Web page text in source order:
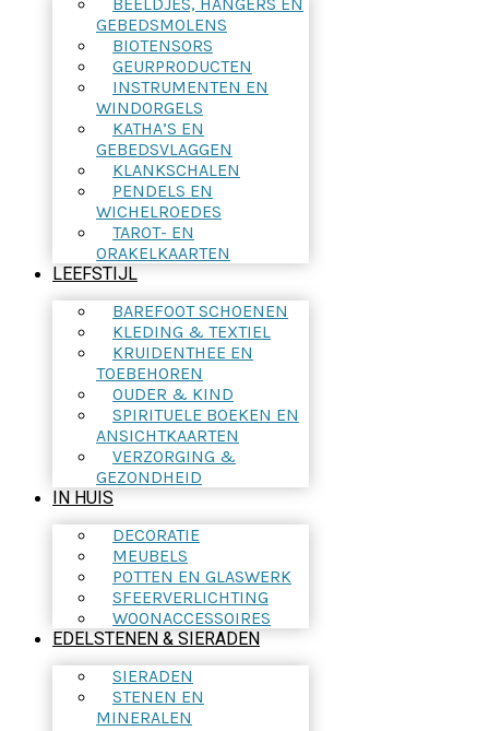
GEBEDSMOLENS
BIOTENSORS
GEURPRODUCTEN
INSTRUMENTEN EN
WINDORGELS
KATHA’S EN
GEBEDSVLAGGEN
KLANKSCHALEN
PENDELS EN
WICHELROEDES
TAROT- EN
ORAKELKAARTEN
LEEFSTIJL
BAREFOOT SCHOENEN
KLEDING & TEXTIEL
KRUIDENTHEE EN
TOEBEHOREN
OUDER & KIND
SPIRITUELE BOEKEN EN
ANSICHTKAARTEN
VERZORGING &
GEZONDHEID
IN HUIS
DECORATIE
MEUBELS
POTTEN EN GLASWERK
SFEERVERLICHTING
WOONACCESSOIRES
EDELSTENEN & SIERADEN
SIERADEN
STENEN EN
MINERALEN